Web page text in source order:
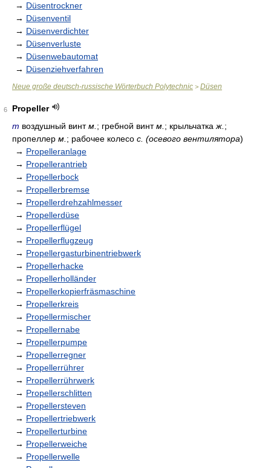
→ Düsentrockner
→ Düsenventil
→ Düsenverdichter
→ Düsenverluste
→ Düsenwebautomat
→ Düsenziehverfahren
Neue große deutsch-russische Wörterbuch Polytechnic > Düsen
6
Propeller
m воздушный винтм. ; гребной винтм. ; крыльчатка ж. ;
пропеллер м. ; рабочее колесо с. (осевого вентилятора)
→ Propelleranlage
→ Propellerantrieb
→ Propellerbock
→ Propellerbremse
→ Propellerdrehzahlmesser
→ Propellerdüse
→ Propellerflügel
→ Propellerflugzeug
→ Propellergasturbinentriebwerk
→ Propellerhacke
→ Propellerholländer
→ Propellerkopierfräsmaschine
→ Propellerkreis
→ Propellermischer
→ Propellernabe
→ Propellerpumpe
→ Propellerregner
→ Propellerrührer
→ Propellerrührwerk
→ Propellerschlitten
→ Propellersteven
→ Propellertriebwerk
→ Propellerturbine
→ Propellerweiche
→ Propellerwelle